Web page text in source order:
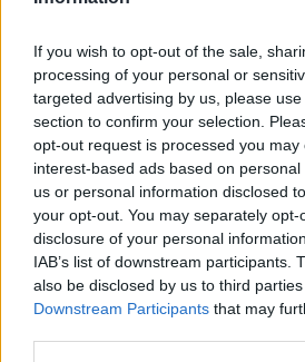
If you wish to opt-out of the sale,
processing of your personal or
targeted advertising by us, please
section to confirm your selection.
opt-out request is processed you may
interest-based ads based on
us or personal information disclosed
your opt-out. You may separately
disclosure of your personal
IAB’s list of downstream participants.
also be disclosed by us to third
Downstream Participants that may
RANA